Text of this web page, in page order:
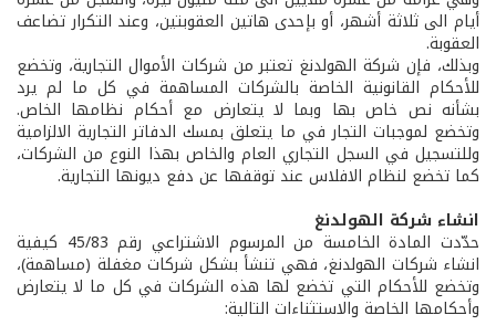
أيام الى ثلاثة أشهر، أو بإحدى هاتين العقوبتين، وعند التكرار تضاعف
العقوبة.
وبذلك، فإن شركة الهولدنغ تعتبر من شركات الأموال التجارية، وتخضع
للأحكام القانونية الخاصة بالشركات المساهمة في كل ما لم يرد
بشأنه نص خاص بها وبما لا يتعارض مع أحكام نظامها الخاص.
وتخضع لموجبات التجار في ما يتعلق بمسك الدفاتر التجارية الالزامية
وللتسجيل في السجل التجاري العام والخاص بهذا النوع من الشركات،
كما تخضع لنظام الافلاس عند توقفها عن دفع ديونها التجارية.
انشاء شركة الهولدنغ
حدّدت المادة الخامسة من المرسوم الاشتراعي رقم 45/83 كيفية
انشاء شركات الهولدنغ، فهي تنشأ بشكل شركات مغفلة (مساهمة)،
وتخضع للأحكام التي تخضع لها هذه الشركات في كل ما لا يتعارض
وأحكامها الخاصة والاستثناءات التالية: